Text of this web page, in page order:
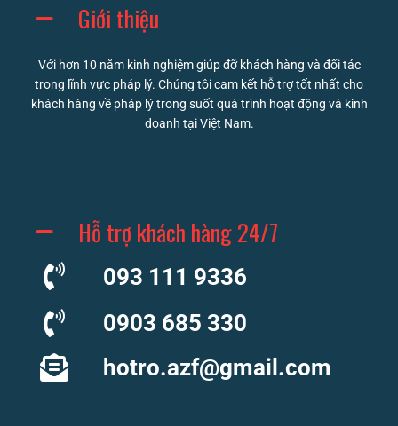
Giới thiệu
Với hơn 10 năm kinh nghiệm giúp đỡ khách hàng và đối tác
trong lĩnh vực pháp lý. Chúng tôi cam kết hỗ trợ tốt nhất cho
khách hàng về pháp lý trong suốt quá trình hoạt động và kinh
doanh tại Việt Nam.
Hỗ trợ khách hàng 24/7
093 111 9336
0903 685 330
hotro.azf@gmail.com